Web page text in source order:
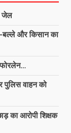
जेल
बल्ले और किसान का
फोरलेन…
पुलिस वाहन को
का आरोपी शिक्षक
ने संभाला
बेटा
अधिकारियों की